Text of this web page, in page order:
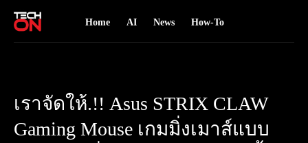
Home AI News How-To
เราจัดให้.!! Asus STRIX CLAW
Gaming Mouse เกมมิ่งเมาส์แบบ